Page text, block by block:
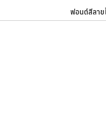
ฟอนต์สีลาย